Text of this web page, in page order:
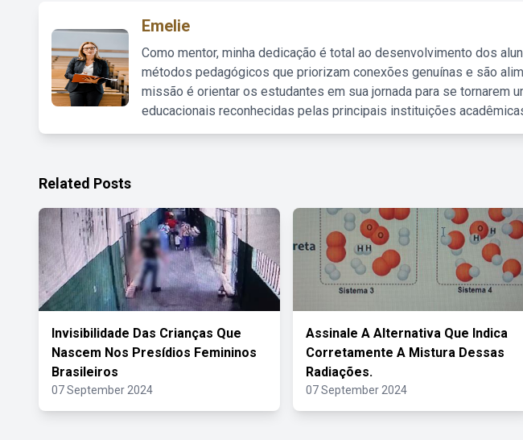
Emelie
Como mentor, minha dedicação é total ao desenvolvimento dos
métodos pedagógicos que priorizam conexões genuínas e são
missão é orientar os estudantes em sua jornada para se tornarem
educacionais reconhecidas pelas principais instituições
Related Posts
Invisibilidade Das Crianças Que
Nascem Nos Presídios Femininos
Brasileiros
07 September 2024
Assinale A Alternativa Que Indica
Corretamente A Mistura Dessas
Radiações.
07 September 2024